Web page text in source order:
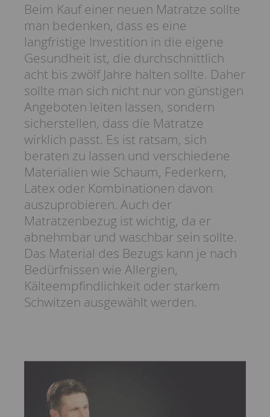
Beim Kauf einer neuen Matratze sollte
man bedenken, dass es eine
langfristige Investition in die eigene
Gesundheit ist, die durchschnittlich
acht bis zwölf Jahre halten sollte. Daher
sollte man sich nicht nur von günstigen
Angeboten leiten lassen, sondern
sicherstellen, dass die Matratze
wirklich passt. Es ist ratsam, sich
beraten zu lassen und verschiedene
Materialien wie Schaum, Federkern,
Latex oder Kombinationen davon
auszuprobieren. Auch der
Matratzenbezug ist wichtig, da er
abnehmbar und waschbar sein sollte.
Das Material des Bezugs kann je nach
Bedürfnissen wie Allergien,
Kälteempfindlichkeit oder starkem
Schwitzen ausgewählt werden.